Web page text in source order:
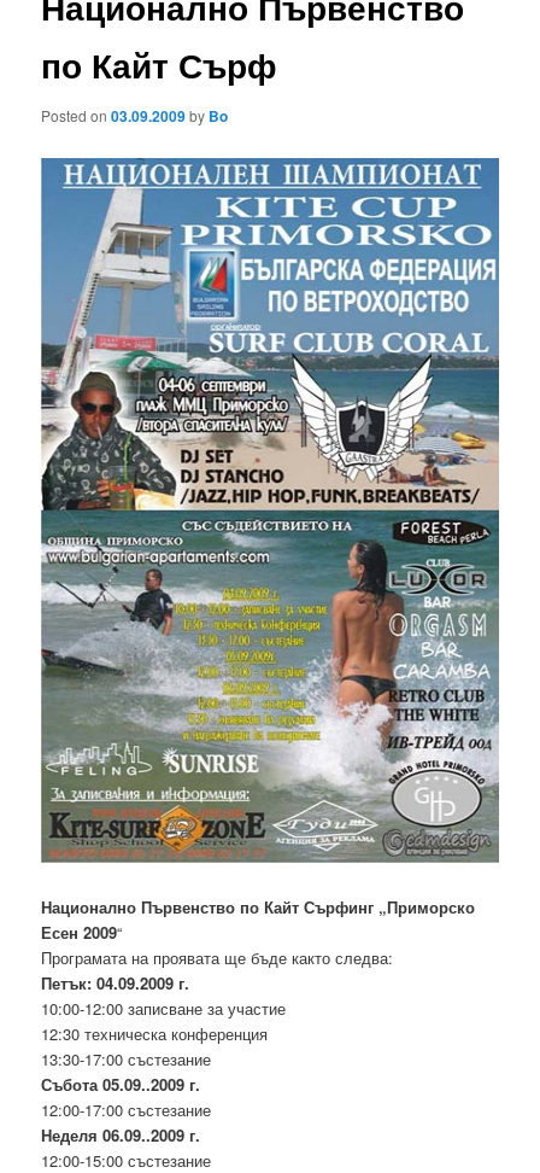
по Кайт Сърф
Posted on03.09.2009by Bo
Национално Първенство по Кайт Сърфинг „Приморско
Есен 2009“
Програмата на проявата ще бъде както следва:
Петък: 04.09.2009 г.
10:00-12:00 записване за участие
12:30 техническа конференция
13:30-17:00 състезание
Събота 05.09..2009 г.
12:00-17:00 състезание
Неделя 06.09..2009 г.
12:00-15:00 състезание